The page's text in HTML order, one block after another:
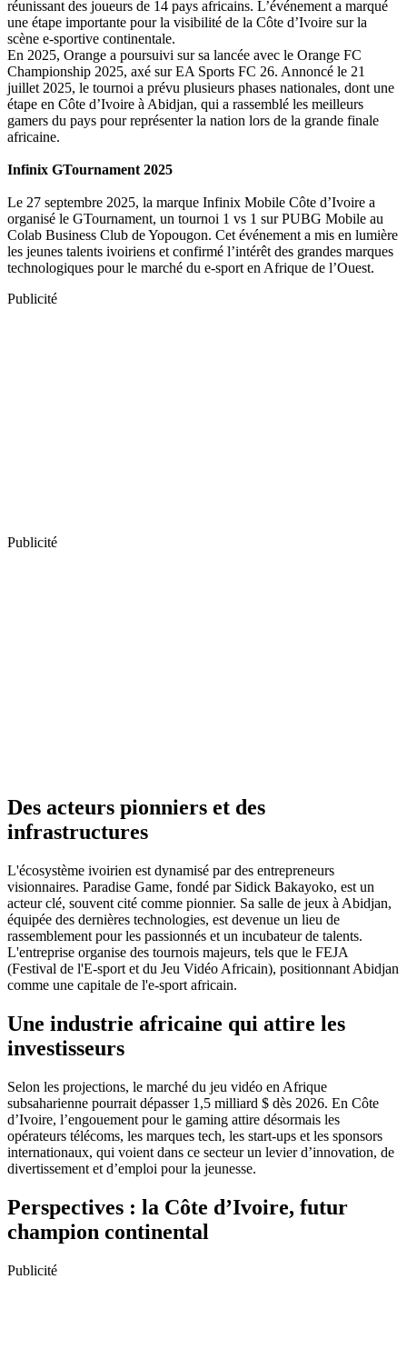
réunissant des joueurs de 14 pays africains. L’événement a marqué
une étape importante pour la visibilité de la Côte d’Ivoire sur la
scène e-sportive continentale.
En 2025, Orange a poursuivi sur sa lancée avec le Orange FC
Championship 2025, axé sur EA Sports FC 26. Annoncé le 21
juillet 2025, le tournoi a prévu plusieurs phases nationales, dont une
étape en Côte d’Ivoire à Abidjan, qui a rassemblé les meilleurs
gamers du pays pour représenter la nation lors de la grande finale
africaine.
Infinix GTournament 2025
Le 27 septembre 2025, la marque Infinix Mobile Côte d’Ivoire a
organisé le GTournament, un tournoi 1 vs 1 sur PUBG Mobile au
Colab Business Club de Yopougon. Cet événement a mis en lumière
les jeunes talents ivoiriens et confirmé l’intérêt des grandes marques
technologiques pour le marché du e-sport en Afrique de l’Ouest.
Publicité
Publicité
Des acteurs pionniers et des
infrastructures
L'écosystème ivoirien est dynamisé par des entrepreneurs
visionnaires. Paradise Game, fondé par Sidick Bakayoko, est un
acteur clé, souvent cité comme pionnier. Sa salle de jeux à Abidjan,
équipée des dernières technologies, est devenue un lieu de
rassemblement pour les passionnés et un incubateur de talents.
L'entreprise organise des tournois majeurs, tels que le FEJA
(Festival de l'E-sport et du Jeu Vidéo Africain), positionnant Abidjan
comme une capitale de l'e-sport africain.
Une industrie africaine qui attire les
investisseurs
Selon les projections, le marché du jeu vidéo en Afrique
subsaharienne pourrait dépasser 1,5 milliard $ dès 2026. En Côte
d’Ivoire, l’engouement pour le gaming attire désormais les
opérateurs télécoms, les marques tech, les start-ups et les sponsors
internationaux, qui voient dans ce secteur un levier d’innovation, de
divertissement et d’emploi pour la jeunesse.
Perspectives : la Côte d’Ivoire, futur
champion continental
Publicité